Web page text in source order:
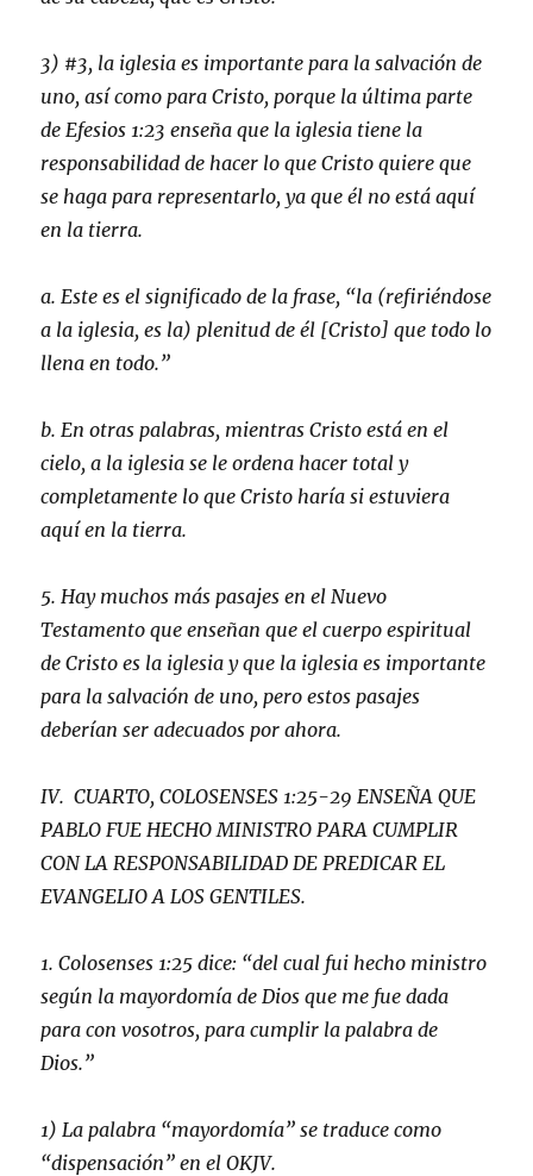
3) #3, la iglesia es importante para la salvación de
uno, así como para Cristo, porque la última parte
de Efesios 1:23 enseña que la iglesia tiene la
responsabilidad de hacer lo que Cristo quiere que
se haga para representarlo, ya que él no está aquí
en la tierra.
a. Este es el significado de la frase, “la (refiriéndose
a la iglesia, es la) plenitud de él [Cristo] que todo lo
llena en todo.”
b. En otras palabras, mientras Cristo está en el
cielo, a la iglesia se le ordena hacer total y
completamente lo que Cristo haría si estuviera
aquí en la tierra.
5. Hay muchos más pasajes en el Nuevo
Testamento que enseñan que el cuerpo espiritual
de Cristo es la iglesia y que la iglesia es importante
para la salvación de uno, pero estos pasajes
deberían ser adecuados por ahora.
IV. CUARTO, COLOSENSES 1:25-29 ENSEÑA QUE
PABLO FUE HECHO MINISTRO PARA CUMPLIR
CON LA RESPONSABILIDAD DE PREDICAR EL
EVANGELIO A LOS GENTILES.
1. Colosenses 1:25 dice: “del cual fui hecho ministro
según la mayordomía de Dios que me fue dada
para con vosotros, para cumplir la palabra de
Dios.”
1) La palabra “mayordomía” se traduce como
“dispensación” en el OKJV.